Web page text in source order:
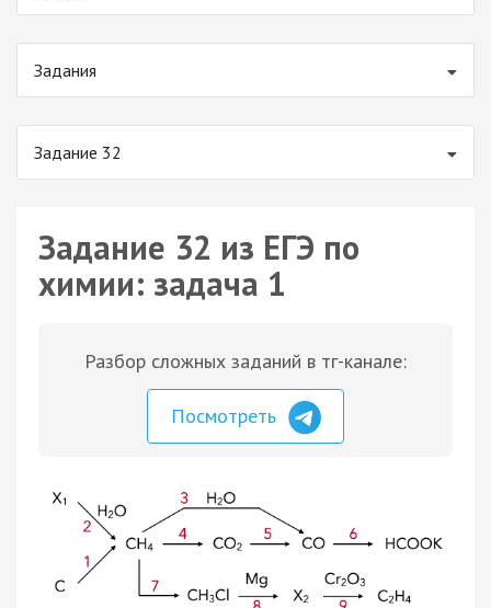
Задания
Задание 32
Задание 32 из ЕГЭ по
химии: задача 1
Разбор сложных заданий в тг-канале:
Посмотреть